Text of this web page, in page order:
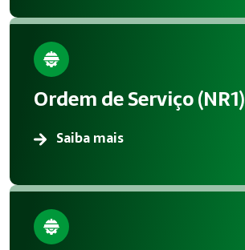
Ordem de Serviço (NR1)
Saiba mais